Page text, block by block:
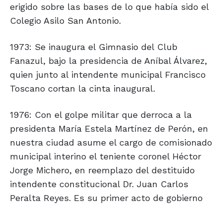
erigido sobre las bases de lo que había sido el
Colegio Asilo San Antonio.
1973: Se inaugura el Gimnasio del Club
Fanazul, bajo la presidencia de Aníbal Álvarez,
quien junto al intendente municipal Francisco
Toscano cortan la cinta inaugural.
1976: Con el golpe militar que derroca a la
presidenta María Estela Martínez de Perón, en
nuestra ciudad asume el cargo de comisionado
municipal interino el teniente coronel Héctor
Jorge Michero, en reemplazo del destituido
intendente constitucional Dr. Juan Carlos
Peralta Reyes. Es su primer acto de gobierno